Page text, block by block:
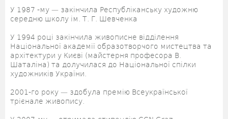
У 1987 -му — закінчила Республіканську художню
середню школу ім. Т. Г. Шевченка
У 1994 році закінчила живописне відділення
Національної академії образотворчого мистецтва та
архітектури у Києві (майстерня професора В.
Шаталіна) та долучилася до Національної спілки
художників України.
2001-го року — здобула премію Всеукраїнської
трієнале живопису.